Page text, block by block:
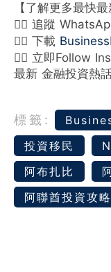
【了解更多最快
👉🏻 追蹤
👉🏻 下載
👉🏻 立即Follow
最新 金融投資熱
標籤:
投資移民
阿布扎比
阿聯酋投資攻略